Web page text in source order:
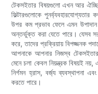
টেকসইতার বিষয়গুলো এখন আর
ফিল্টারগুলোকে পুনর্ব্যবহারযোগ্যতার
উপর কম প্রভাব ফেলে এমন উপাদান
অন্তর্ভুক্ত করা যেতে পারে। যেসব
করে, তাদের প্রক্রিয়ায় বিপজ্জনক
আপনাকে আপনার নিজস্ব
মেনে চলা কেবল নিয়ন্ত্রক বিষয়ই নয়,
নির্গমন হ্রাস, বর্জ্য ব্যবস্থাপনা
করতে পারে।